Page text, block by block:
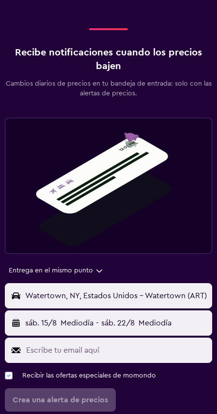
Recibe notificaciones cuando los precios
bajen
Cambios diarios de precios en tu bandeja de entrada: solo con las
alertas de precios.
Entrega en el mismo punto
Watertown, NY, Estados Unidos - Watertown (ART)
sáb. 15/8 Mediodía - sáb. 22/8 Mediodía
Recibir las ofertas especiales de momondo
Crea una alerta de precios